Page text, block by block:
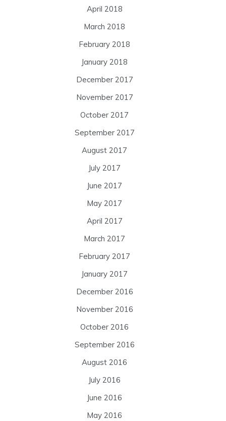
April 2018
March 2018
February 2018
January 2018
December 2017
November 2017
October 2017
September 2017
August 2017
July 2017
June 2017
May 2017
April 2017
March 2017
February 2017
January 2017
December 2016
November 2016
October 2016
September 2016
August 2016
July 2016
June 2016
May 2016